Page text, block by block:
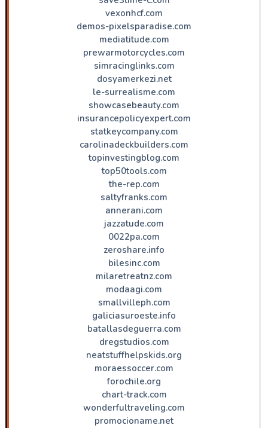
vexonhcf.com
demos-pixelsparadise.com
mediatitude.com
prewarmotorcycles.com
simracinglinks.com
dosyamerkezi.net
le-surrealisme.com
showcasebeauty.com
insurancepolicyexpert.com
statkeycompany.com
carolinadeckbuilders.com
topinvestingblog.com
top50tools.com
the-rep.com
saltyfranks.com
annerani.com
jazzatude.com
0022pa.com
zeroshare.info
bilesinc.com
milaretreatnz.com
modaagi.com
smallvilleph.com
galiciasuroeste.info
batallasdeguerra.com
dregstudios.com
neatstuffhelpskids.org
moraessoccer.com
forochile.org
chart-track.com
wonderfultraveling.com
promocioname.net